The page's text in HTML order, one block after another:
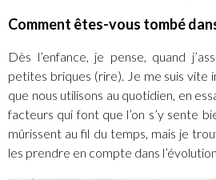
Comment êtes-vous tombé
Dès l’enfance, je pense, quand
petites briques (rire). Je me suis vite
que nous utilisons au quotidien, en
facteurs qui font que l’on s’y sente
mûrissent au fil du temps, mais je
les prendre en compte dans